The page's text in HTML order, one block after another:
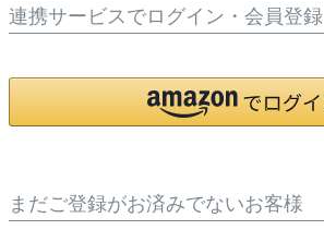
連携サービスでログイン・会員登録
まだご登録がお済みでないお客様